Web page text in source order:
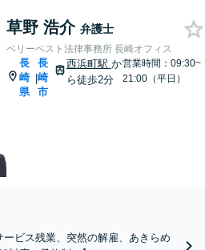
草野 浩介 弁護士
ベリーベスト法律事務所 長崎オフィス
長
崎
県
|
長
崎
市
西浜町駅 か
ら徒歩2分
営業時間：09:30~
21:00（平日）
ービス残業、突然の解雇、あきらめ